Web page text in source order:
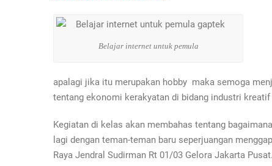
Belajar internet untuk pemula
apalagi jika itu merupakan hobby maka semoga
tentang ekonomi kerakyatan di bidang industri
Kegiatan di kelas akan membahas tentang
lagi dengan teman-teman baru seperjuangan
Raya Jendral Sudirman Rt 01/03 Gelora Jakarta Pusat.